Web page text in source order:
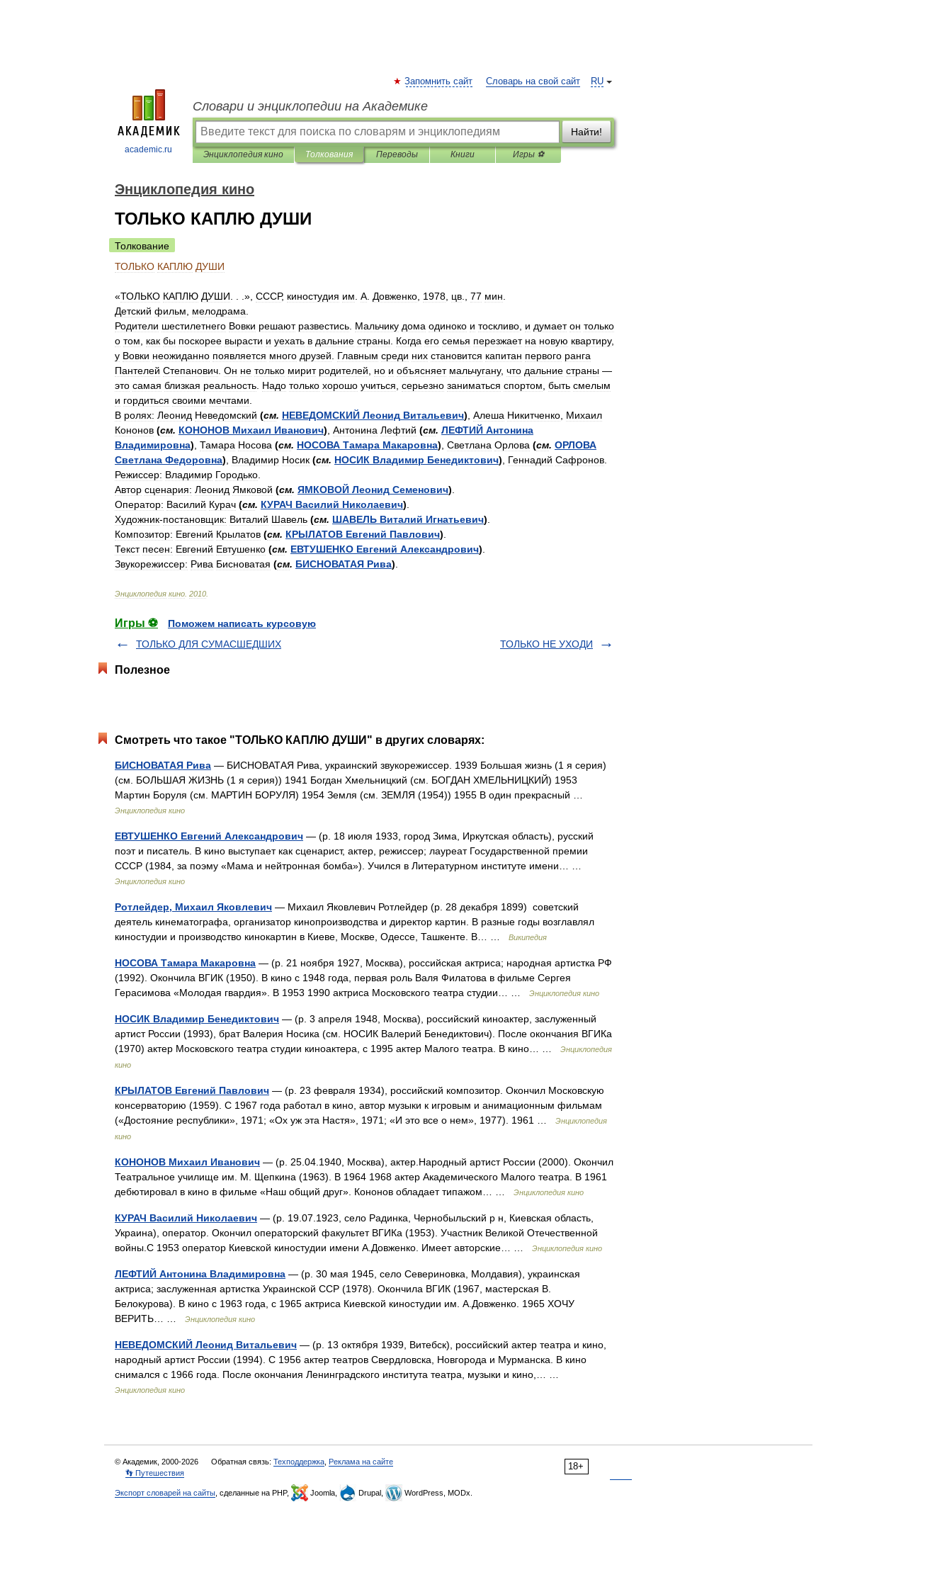
academic.ru
RU
Запомнить сайт Словарь на свой сайт
Словари и энциклопедии на Академике
Найти!
Энциклопедия кино Толкования Переводы Книги Игры ⚽
Энциклопедия кино
ТОЛЬКО КАПЛЮ ДУШИ
Толкование
ТОЛЬКО КАПЛЮ ДУШИ
«ТОЛЬКО КАПЛЮ ДУШИ . . .», СССР, киностудия им А Довженко 1978 цв 77 мин
Детский фильм мелодрама
Родители шестилетнего Вовки решают развестись Мальчику дома одиноко и тоскливо и думает он только
о том как бы поскорее вырасти и уехать в дальние страны Когда его семья перезжает на новую квартиру,
у Вовки неожиданно появляется много друзей Главным среди них становится капитан первого ранга
Пантелей Степанович Он не только мирит родителей но и объясняет мальчугану, что дальние страны —
это самая близкая реальность Надо только хорошо учиться серьезно заниматься спортом быть смелым
и гордиться своими мечтами
В ролях: Леонид Неведомский (см. НЕВЕДОМСКИЙ Леонид Витальевич) Алеша Никитченко Михаил
Кононов (см. КОНОНОВ Михаил Иванович) Антонина Лефтий (см. ЛЕФТИЙ Антонина
Владимировна) Тамара Носова (см. НОСОВА Тамара Макаровна) Светлана Орлова (см. ОРЛОВА
Светлана Федоровна) Владимир Носик (см. НОСИК Владимир Бенедиктович) Геннадий Сафронов
Режиссер: Владимир Городько
Автор сценария: Леонид Ямковой (см. ЯМКОВОЙ Леонид Семенович)
Оператор: Василий Курач (см. КУРАЧ Василий Николаевич)
Художник-постановщик: Виталий Шавель (см. ШАВЕЛЬ Виталий Игнатьевич)
Композитор: Евгений Крылатов (см. КРЫЛАТОВ Евгений Павлович)
Текст песен: Евгений Евтушенко (см. ЕВТУШЕНКО Евгений Александрович)
Звукорежиссер: Рива Бисноватая (см. БИСНОВАТАЯ Рива)
Энциклопедия кино 2010
Игры ⚽
Поможем написать курсовую
ТОЛЬКО ДЛЯ СУМАСШЕДШИХ
ТОЛЬКО НЕ УХОДИ
Полезное
Смотреть что такое "ТОЛЬКО КАПЛЮ ДУШИ" в других словарях:
БИСНОВАТАЯ Рива — БИСНОВАТАЯ Рива, украинский звукорежиссер. 1939 Большая жизнь (1 я серия)
(см. БОЛЬШАЯ ЖИЗНЬ (1 я серия)) 1941 Богдан Хмельницкий (см. БОГДАН ХМЕЛЬНИЦКИЙ) 1953
Мартин Боруля (см. МАРТИН БОРУЛЯ) 1954 Земля (см. ЗЕМЛЯ (1954)) 1955 В один прекрасный …
Энциклопедия кино
ЕВТУШЕНКО Евгений Александрович — (р. 18 июля 1933, город Зима, Иркутская область), русский
поэт и писатель. В кино выступает как сценарист, актер, режиссер; лауреат Государственной премии
СССР (1984, за поэму «Мама и нейтронная бомба»). Учился в Литературном институте имени… …
Энциклопедия кино
Ротлейдер, Михаил Яковлевич — Михаил Яковлевич Ротлейдер (р. 28 декабря 1899) советский
деятель кинематографа, организатор кинопроизводства и директор картин. В разные годы возглавлял
киностудии и производство кинокартин в Киеве, Москве, Одессе, Ташкенте. В… …
Википедия
НОСОВА Тамара Макаровна — (р. 21 ноября 1927, Москва), российская актриса; народная артистка РФ
(1992). Окончила ВГИК (1950). В кино с 1948 года, первая роль Валя Филатова в фильме Сергея
Герасимова «Молодая гвардия». В 1953 1990 актриса Московского театра студии… …
Энциклопедия кино
НОСИК Владимир Бенедиктович — (р. 3 апреля 1948, Москва), российский киноактер, заслуженный
артист России (1993), брат Валерия Носика (см. НОСИК Валерий Бенедиктович). После окончания ВГИКа
(1970) актер Московского театра студии киноактера, с 1995 актер Малого театра. В кино… …
Энциклопедия
кино
КРЫЛАТОВ Евгений Павлович — (р. 23 февраля 1934), российский композитор. Окончил Московскую
консерваторию (1959). С 1967 года работал в кино, автор музыки к игровым и анимационным фильмам
(«Достояние республики», 1971; «Ох уж эта Настя», 1971; «И это все о нем», 1977). 1961 …
Энциклопедия
кино
КОНОНОВ Михаил Иванович — (р. 25.04.1940, Москва), актер.Народный артист России (2000). Окончил
Театральное училище им. М. Щепкина (1963). В 1964 1968 актер Академического Малого театра. В 1961
дебютировал в кино в фильме «Наш общий друг». Кононов обладает типажом… …
Энциклопедия кино
КУРАЧ Василий Николаевич — (р. 19.07.1923, село Радинка, Чернобыльский р н, Киевская область,
Украина), оператор. Окончил операторский факультет ВГИКа (1953). Участник Великой Отечественной
войны.С 1953 оператор Киевской киностудии имени А.Довженко. Имеет авторские… …
Энциклопедия кино
ЛЕФТИЙ Антонина Владимировна — (р. 30 мая 1945, село Севериновка, Молдавия), украинская
актриса; заслуженная артистка Украинской ССР (1978). Окончила ВГИК (1967, мастерская В.
Белокурова). В кино с 1963 года, с 1965 актриса Киевской киностудии им. А.Довженко. 1965 ХОЧУ
ВЕРИТЬ… …
Энциклопедия кино
НЕВЕДОМСКИЙ Леонид Витальевич — (р. 13 октября 1939, Витебск), российский актер театра и кино,
народный артист России (1994). С 1956 актер театров Свердловска, Новгорода и Мурманска. В кино
снимался с 1966 года. После окончания Ленинградского института театра, музыки и кино,… …
Энциклопедия кино
18+
© Академик, 2000-2026 Обратная связь: Техподдержка Реклама на сайте
👣 Путешествия
Экспорт словарей на сайты , сделанные на PHP, Joomla, Drupal, WordPress, MODx.